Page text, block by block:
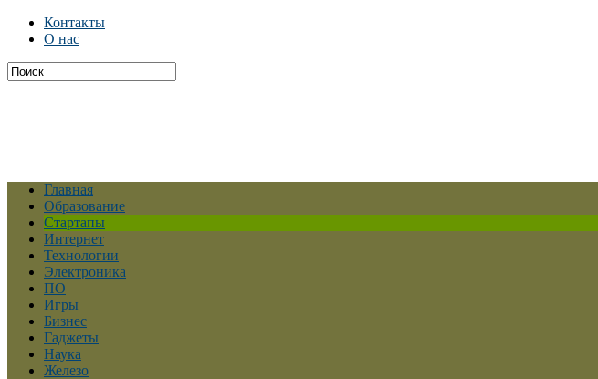
Контакты
О нас
Главная
Образование
Стартапы
Интернет
Технологии
Электроника
ПО
Игры
Бизнес
Гаджеты
Наука
Железо